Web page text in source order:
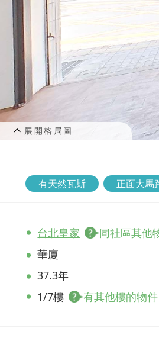
有天然瓦斯 正面大馬
台北皇家
同社區其他
華廈
37.3年
1/7樓
有其他樓的物件